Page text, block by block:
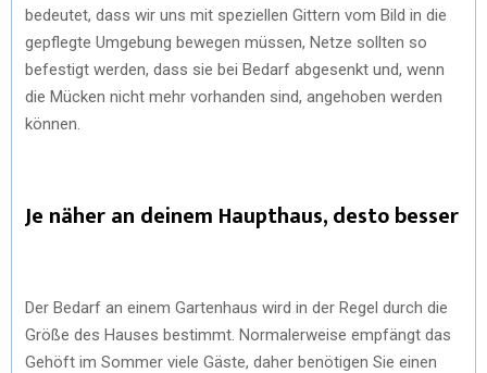
bedeutet, dass wir uns mit speziellen Gittern vom Bild in die
gepflegte Umgebung bewegen müssen, Netze sollten so
befestigt werden, dass sie bei Bedarf abgesenkt und, wenn
die Mücken nicht mehr vorhanden sind, angehoben werden
können.
Je näher an deinem Haupthaus, desto besser
Der Bedarf an einem Gartenhaus wird in der Regel durch die
Größe des Hauses bestimmt. Normalerweise empfängt das
Gehöft im Sommer viele Gäste, daher benötigen Sie einen